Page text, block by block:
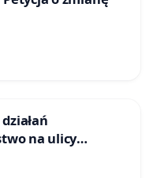
na ulicy